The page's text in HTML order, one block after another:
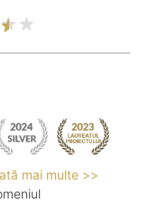
mai multe >>